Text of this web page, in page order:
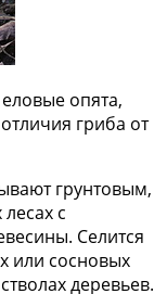
опята,
гриба от
грунтовым,
с
Селится
или сосновых
деревьев.